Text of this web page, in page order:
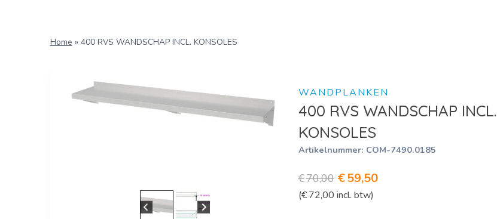
Home » 400 RVS WANDSCHAP INCL. KONSOLES
WANDPLANKEN
400 RVS WANDSCHAP INCL.
KONSOLES
Artikelnummer: COM-7490.0185
€70,00 Oorspronkelijke
prijs
€59,50Huidige
(€ 72,00 incl. btw)